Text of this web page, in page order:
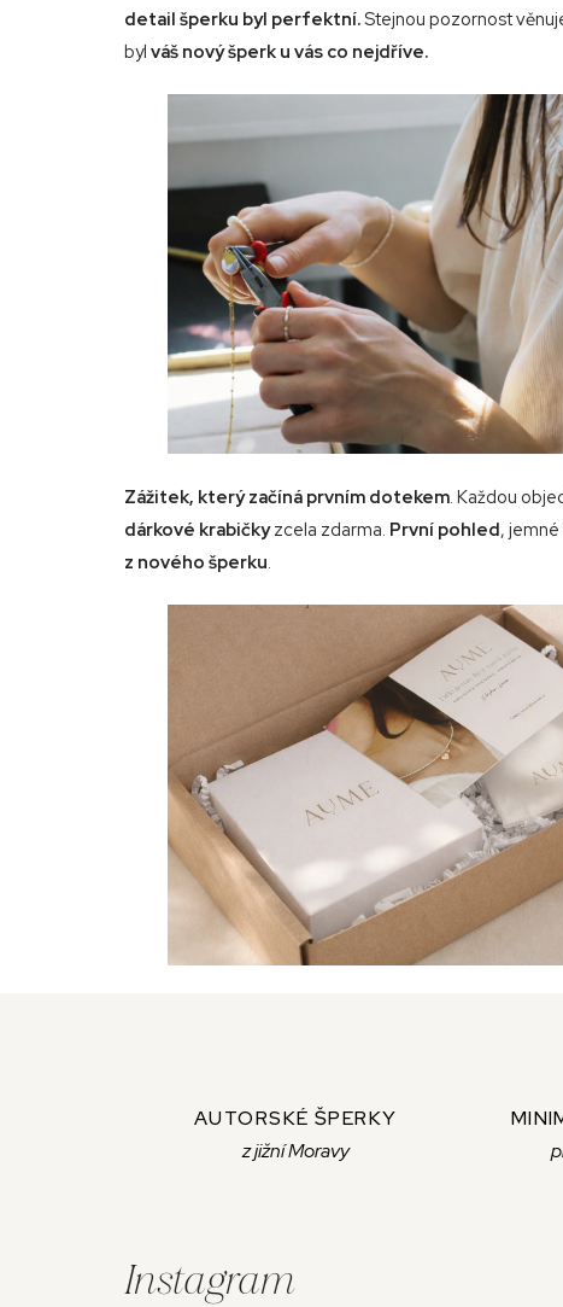
detail šperku byl perfektní.Stejnou pozornost
byl váš nový šperk u vás co nejdříve.
Zážitek, který začíná prvním dotekem. Každou
dárkové krabičkyzcela zdarma. První pohled,
z nového šperku.
AUTORSKÉ ŠPERKY
z jižní Moravy
Instagram